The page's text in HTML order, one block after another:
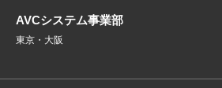
AVCシステム事業部
東京・大阪